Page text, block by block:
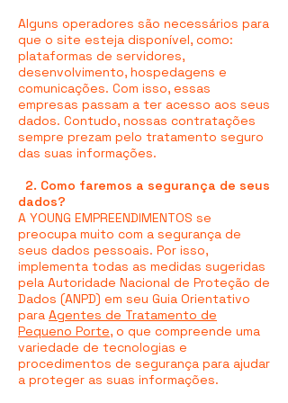
Alguns operadores são necessários para
que o site esteja disponível, como:
plataformas de servidores,
desenvolvimento, hospedagens e
comunicações. Com isso, essas
empresas passam a ter acesso aos seus
dados. Contudo, nossas contratações
sempre prezam pelo tratamento seguro
das suas informações.
2. Como faremos a segurança de seus
dados?
A YOUNG EMPREENDIMENTOS se
preocupa muito com a segurança de
seus dados pessoais. Por isso,
implementa todas as medidas sugeridas
pela Autoridade Nacional de Proteção de
Dados (ANPD) em seu Guia Orientativo
para Agentes de Tratamento de
Pequeno Porte, o que compreende uma
variedade de tecnologias e
procedimentos de segurança para ajudar
a proteger as suas informações.